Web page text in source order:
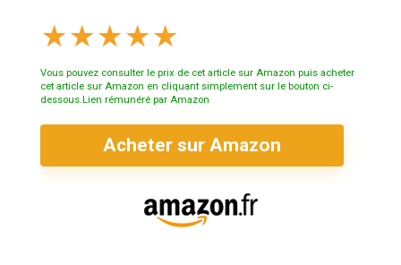
★★★★★
Vous pouvez consulter le prix de cet article sur Amazon puis acheter
cet article sur Amazon en cliquant simplement sur le bouton ci-
dessous.Lien rémunéré par Amazon
Acheter sur Amazon